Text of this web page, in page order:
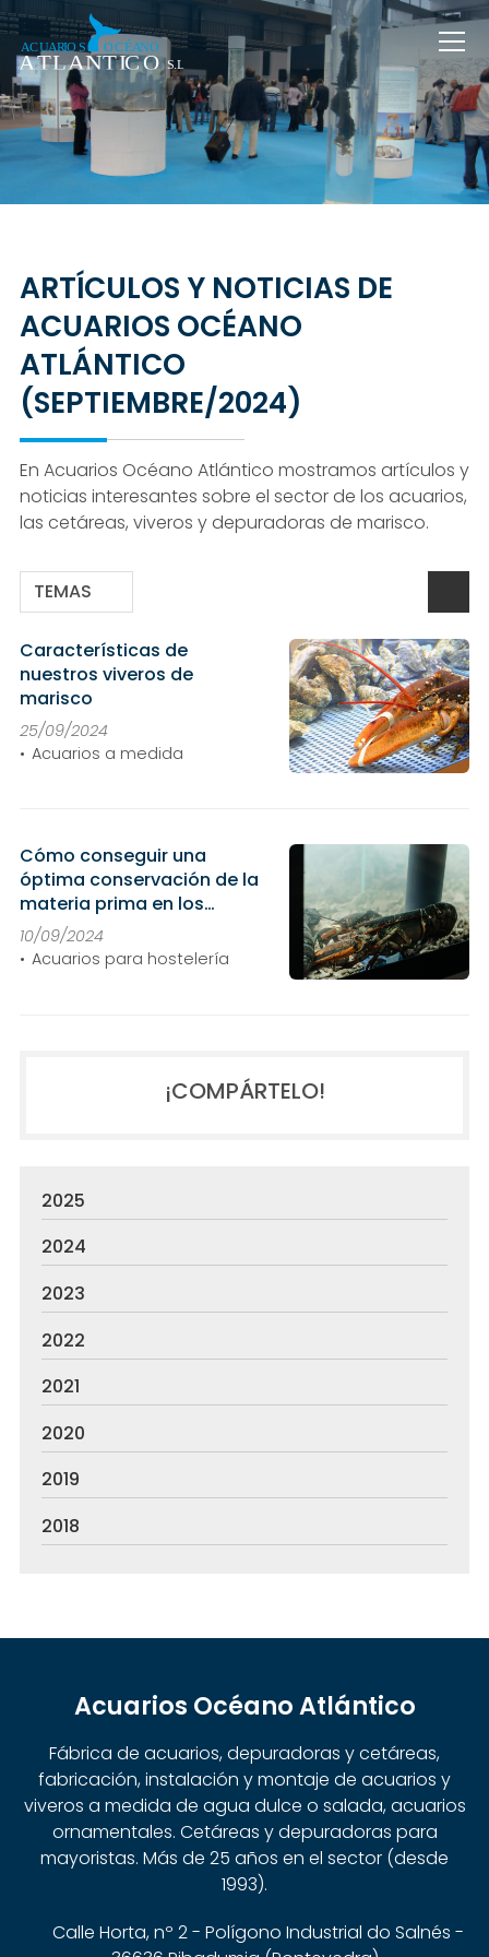
ARTÍCULOS Y NOTICIAS DE
ACUARIOS OCÉANO
ATLÁNTICO
(SEPTIEMBRE/2024)
En Acuarios Océano Atlántico mostramos artículos y
noticias interesantes sobre el sector de los acuarios,
las cetáreas, viveros y depuradoras de marisco.
TEMAS
Características de
nuestros viveros de
marisco
25/09/2024
Acuarios a medida
Cómo conseguir una
óptima conservación de la
materia prima en los
acuarios de marisco
10/09/2024
Acuarios para hostelería
¡COMPÁRTELO!
2025
2024
2023
2022
2021
2020
2019
2018
Acuarios Océano Atlántico
Fábrica de acuarios, depuradoras y cetáreas,
fabricación, instalación y montaje de acuarios y
viveros a medida de agua dulce o salada, acuarios
ornamentales. Cetáreas y depuradoras para
mayoristas. Más de 25 años en el sector (desde
1993).
Calle Horta, nº 2 - Polígono Industrial do Salnés -